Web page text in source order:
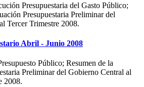
Presupuestaria del Gasto Público;
Presupuestaria Preliminar del
Tercer Trimestre 2008.
Abril - Junio 2008
Público; Resumen de la
Preliminar del Gobierno Central al
2008.